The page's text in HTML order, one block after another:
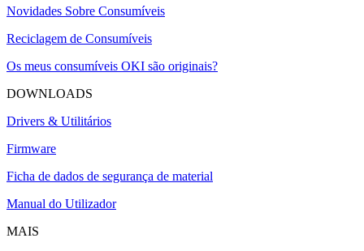
Novidades Sobre Consumíveis
Reciclagem de Consumíveis
Os meus consumíveis OKI são originais?
DOWNLOADS
Drivers & Utilitários
Firmware
Ficha de dados de segurança de material
Manual do Utilizador
MAIS